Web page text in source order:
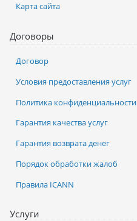
Услуги
Карта сайта
Договоры
Договор
Условия предоставления услуг
Политика конфиденциальности
Гарантия качества услуг
Гарантия возврата денег
Порядок обработки жалоб
Правила ICANN